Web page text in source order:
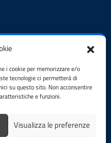
i cookie per memorizzare e/o
tecnologie ci permetterà di
su questo sito. Non acconsentire
e funzioni.
Visualizza le preferenze